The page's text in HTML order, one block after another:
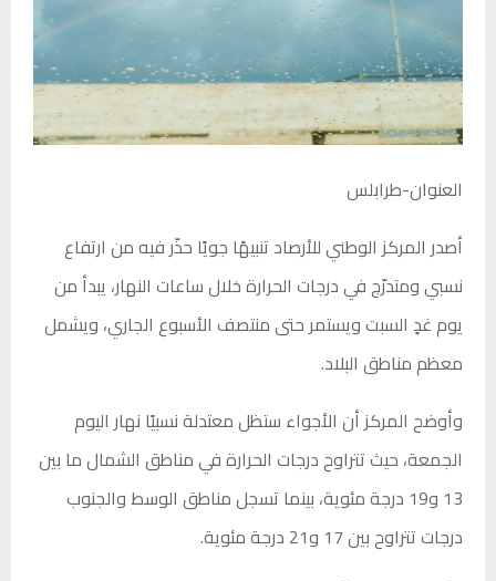
العنوان-طرابلس
أصدر المركز الوطني للأرصاد تنبيهًا جويًا حذّر فيه من ارتفاع
نسبي ومتدرّج في درجات الحرارة خلال ساعات النهار، يبدأ من
يوم غدٍ السبت ويستمر حتى منتصف الأسبوع الجاري، ويشمل
معظم مناطق البلاد.
وأوضح المركز أن الأجواء ستظل معتدلة نسبيًا نهار اليوم
الجمعة، حيث تتراوح درجات الحرارة في مناطق الشمال ما بين
13 و19 درجة مئوية، بينما تسجل مناطق الوسط والجنوب
درجات تتراوح بين 17 و21 درجة مئوية.